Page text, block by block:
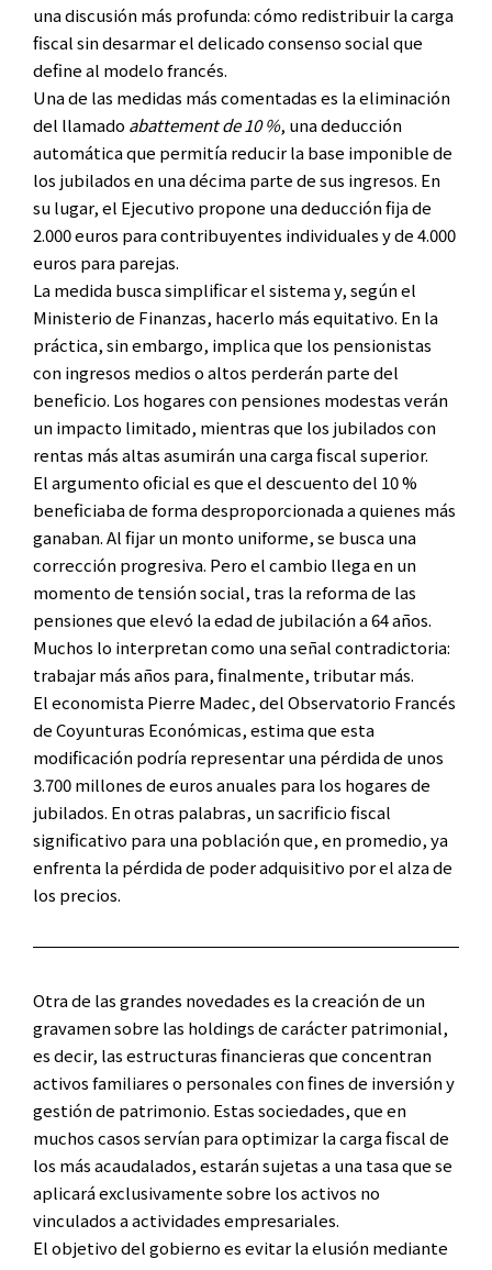
una discusión más profunda: cómo redistribuir la carga
fiscal sin desarmar el delicado consenso social que
define al modelo francés.
Una de las medidas más comentadas es la eliminación
del llamado abattement de 10 %, una deducción
automática que permitía reducir la base imponible de
los jubilados en una décima parte de sus ingresos. En
su lugar, el Ejecutivo propone una deducción fija de
2.000 euros para contribuyentes individuales y de 4.000
euros para parejas.
La medida busca simplificar el sistema y, según el
Ministerio de Finanzas, hacerlo más equitativo. En la
práctica, sin embargo, implica que los pensionistas
con ingresos medios o altos perderán parte del
beneficio. Los hogares con pensiones modestas verán
un impacto limitado, mientras que los jubilados con
rentas más altas asumirán una carga fiscal superior.
El argumento oficial es que el descuento del 10 %
beneficiaba de forma desproporcionada a quienes más
ganaban. Al fijar un monto uniforme, se busca una
corrección progresiva. Pero el cambio llega en un
momento de tensión social, tras la reforma de las
pensiones que elevó la edad de jubilación a 64 años.
Muchos lo interpretan como una señal contradictoria:
trabajar más años para, finalmente, tributar más.
El economista Pierre Madec, del Observatorio Francés
de Coyunturas Económicas, estima que esta
modificación podría representar una pérdida de unos
3.700 millones de euros anuales para los hogares de
jubilados. En otras palabras, un sacrificio fiscal
significativo para una población que, en promedio, ya
enfrenta la pérdida de poder adquisitivo por el alza de
los precios.
Otra de las grandes novedades es la creación de un
gravamen sobre las holdings de carácter patrimonial,
es decir, las estructuras financieras que concentran
activos familiares o personales con fines de inversión y
gestión de patrimonio. Estas sociedades, que en
muchos casos servían para optimizar la carga fiscal de
los más acaudalados, estarán sujetas a una tasa que se
aplicará exclusivamente sobre los activos no
vinculados a actividades empresariales.
El objetivo del gobierno es evitar la elusión mediante